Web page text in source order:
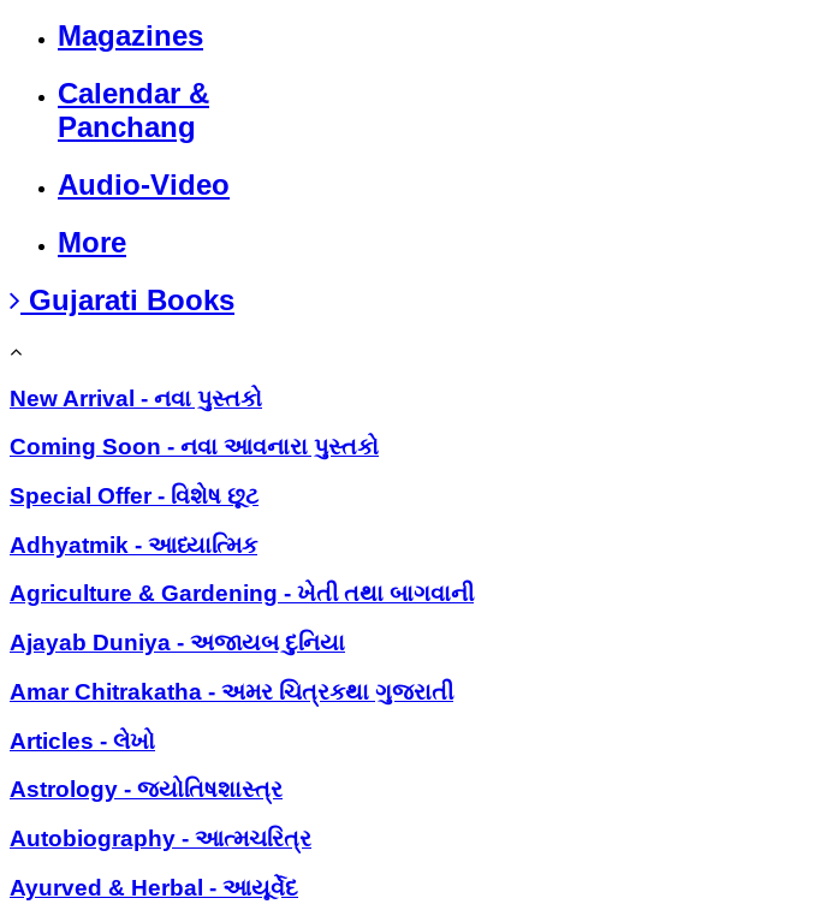
Magazines
Calendar &
Panchang
Audio-Video
More
Gujarati Books
New Arrival - નવા પુસ્તકો
Coming Soon - નવા આવનારા પુસ્તકો
Special Offer - વિશેષ છૂટ
Adhyatmik - આધ્યાત્મિક
Agriculture & Gardening - ખેતી તથા બાગવાની
Ajayab Duniya - અજાયબ દુનિયા
Amar Chitrakatha - અમર ચિત્રકથા ગુજરાતી
Articles - લેખો
Astrology - જ્યોતિષશાસ્ત્ર
Autobiography - આત્મચરિત્ર
Ayurved & Herbal - આયૂર્વેદ